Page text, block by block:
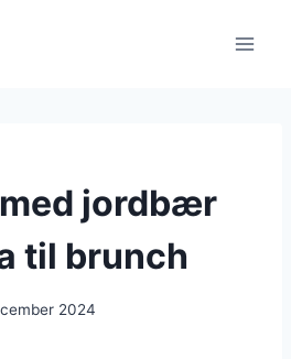
jordbær
til brunch
2024